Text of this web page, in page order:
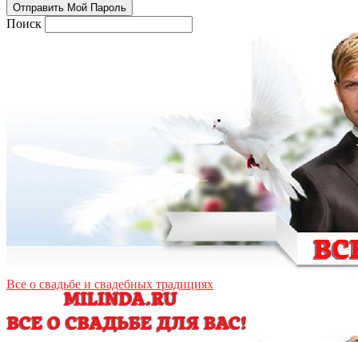
Поиск
Все о свадьбе и свадебных традициях